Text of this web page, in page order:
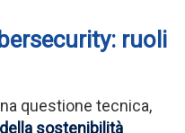
ruoli
questione tecnica,
sostenibilità